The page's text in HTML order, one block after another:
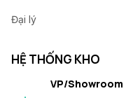
Đại lý
HỆ THỐNG KHO
VP/Showroom